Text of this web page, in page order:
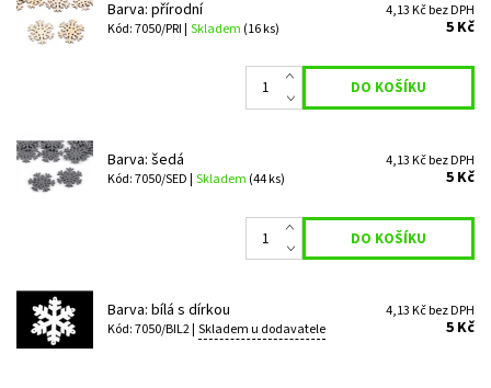
Barva: přírodní
Kód: 7050/PRI | Skladem (16 ks)
4,13 Kč bez DPH
5 Kč
Barva: šedá
Kód: 7050/SED | Skladem (44 ks)
4,13 Kč bez DPH
5 Kč
Barva: bílá s dírkou
Kód: 7050/BIL2 | Skladem u dodavatele
4,13 Kč bez DPH
5 Kč